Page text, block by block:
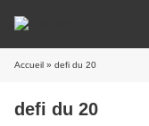
Accueil » defi du 20
defi du 20